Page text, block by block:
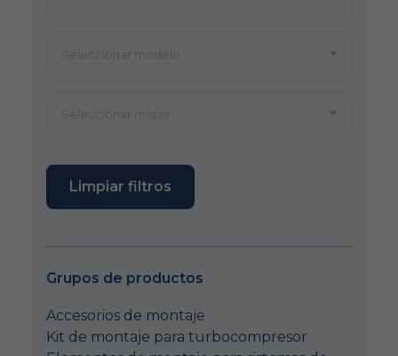
Limpiar filtros
Grupos de productos
Accesorios de montaje
Kit de montaje para turbocompresor